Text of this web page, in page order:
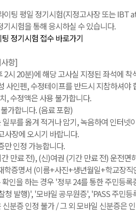
이팅 평일 정기시험(지정고사장 또는 IBT
기시험을 통해 응시하실 수 있습니다.
정기시험 접수 바로가기
항]
2시 20분)에 해당 고사실 지정된 좌석에
사인펜, 수정테이프를 반드시 지참하셔야
, 수정액은 사용 불가합니다.
가합니다. (음료 포함)
부를 옮겨 적거나 암기, 녹음하여 인터
사장에 오시기 바랍니다.
만 인정 가능합니다.
만료 전), (신)여권 (기간 만료 전) 운전
학증명서 (이름+사진+생년월일+학교장
인을 하는 경우 '정부 24를 통한 주민등록
청 발행)', '모바일 공무원증', 'PASS 주민
분증 인정 불가 / 그 외 모바일 신분증은